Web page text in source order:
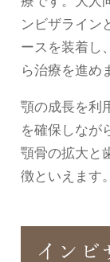
ンビザライン
ースを装着し
ら治療を進め
顎の成長を利
を確保しなが
顎骨の拡大と
徴といえます。
インビ